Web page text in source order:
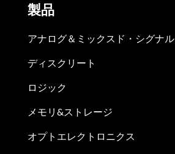
製品
アナログ＆ミックスド・シグナル
ディスクリート
ロジック
メモリ&ストレージ
オプトエレクトロニクス